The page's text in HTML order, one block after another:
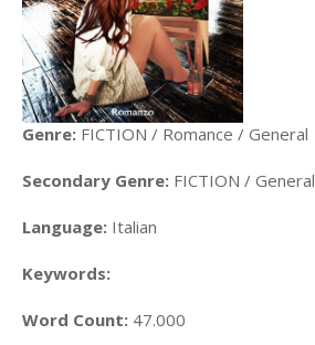
Genre: FICTION / Romance / General
Secondary Genre: FICTION / General
Language: Italian
Keywords:
Word Count: 47.000